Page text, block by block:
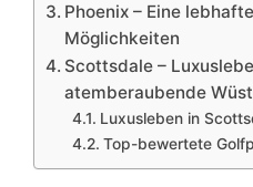
Phoenix – Eine
Möglichkeiten
Scottsdale –
atemberaubende
Luxusleben in
Top-bewertete